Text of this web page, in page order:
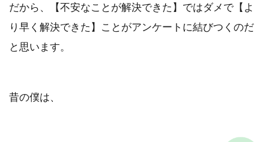
だから、
【不安なことが解決できた】ではダメで【よ
り早く解決できた】ことがアンケートに結びつくのだ
と思います。
昔の僕は、